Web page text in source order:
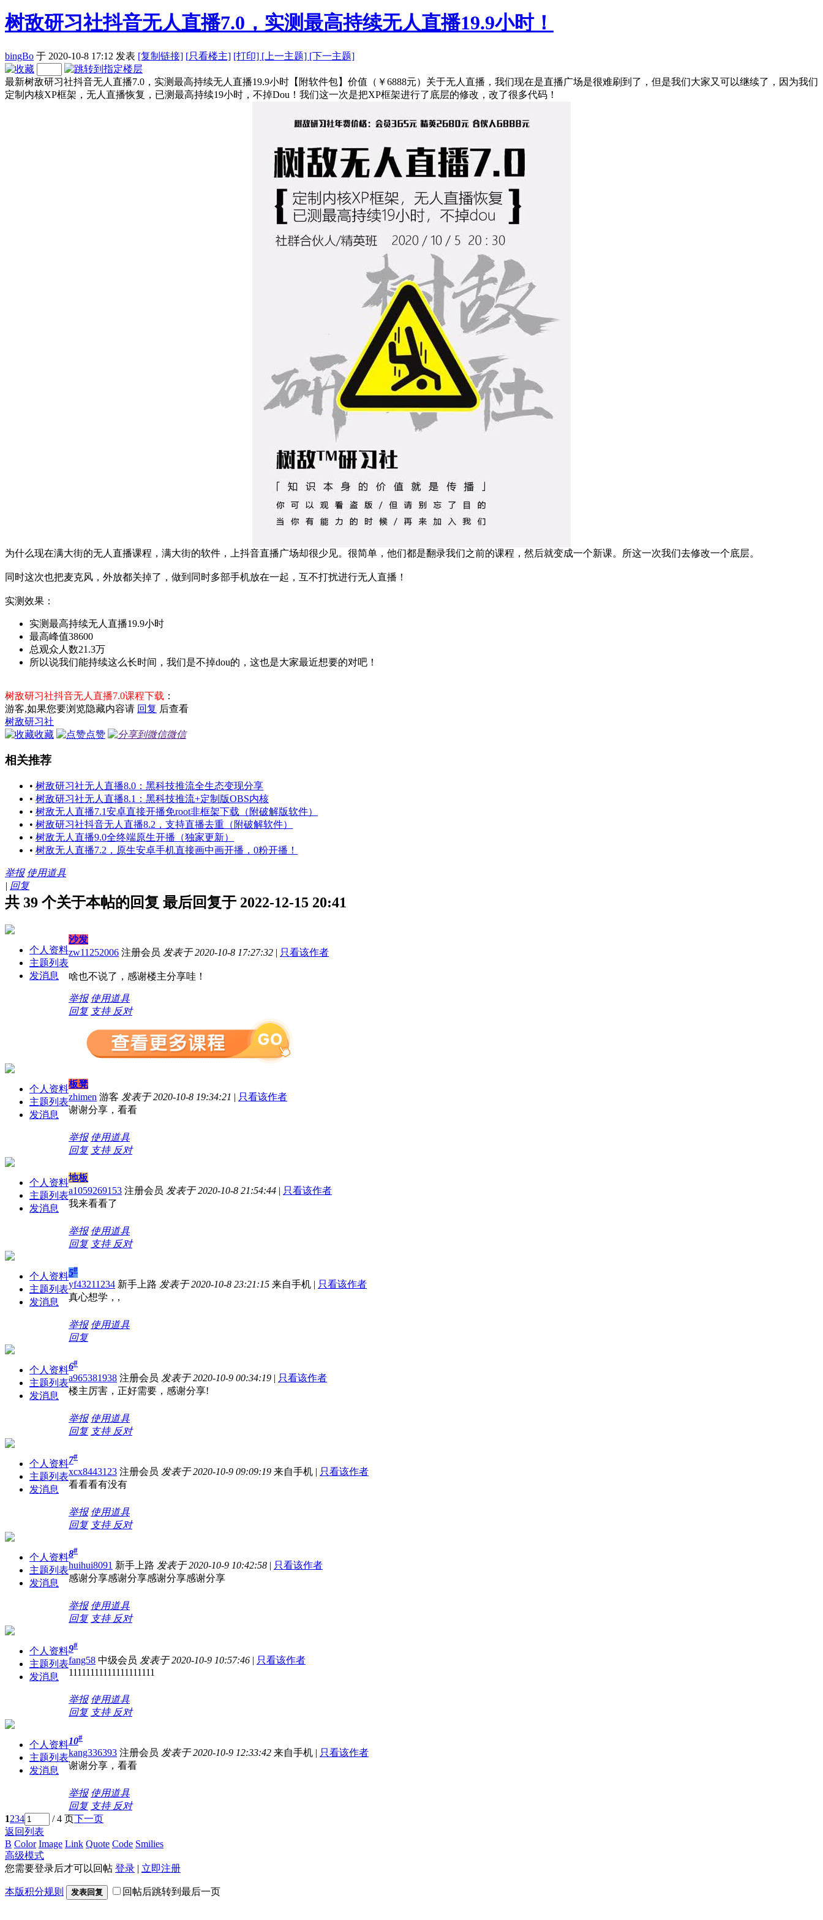
树敌研习社抖音无人直播7.0，实测最高持续无人直播19.9小时！
bingBo 于 2020-10-8 17:12 发表 [复制链接] [只看楼主] [打印] [上一主题] [下一主题]
最新树敌研习社抖音无人直播7.0，实测最高持续无人直播19.9小时【附软件包】价值（￥6888元）关于无人直播，我们现在是直播广场是很难刷到了，但是我们大家又可以继续了，因为我们
定制内核XP框架，无人直播恢复，已测最高持续19小时，不掉Dou！我们这一次是把XP框架进行了底层的修改，改了很多代码！
为什么现在满大街的无人直播课程，满大街的软件，上抖音直播广场却很少见。很简单，他们都是翻录我们之前的课程，然后就变成一个新课。所这一次我们去修改一个底层。
同时这次也把麦克风，外放都关掉了，做到同时多部手机放在一起，互不打扰进行无人直播！
实测效果：
实测最高持续无人直播19.9小时
最高峰值38600
总观众人数21.3万
所以说我们能持续这么长时间，我们是不掉dou的，这也是大家最近想要的对吧！
树敌研习社抖音无人直播7.0课程下载 ：
游客,如果您要浏览隐藏内容请 回复 后查看
树敌研习社
收藏
点赞 微信
相关推荐
• 树敌研习社无人直播8.0：黑科技推流全生态变现分享
• 树敌研习社无人直播8.1：黑科技推流+定制版OBS内核
• 树敌无人直播7.1安卓直接开播免root非框架下载（附破解版软件）
• 树敌研习社抖音无人直播8.2，支持直播去重（附破解软件）
• 树敌无人直播9.0全终端原生开播（独家更新）
• 树敌无人直播7.2，原生安卓手机直接画中画开播，0粉开播！
举报 使用道具
| 回复
共 39 个关于本帖的回复 最后回复于 2022-12-15 20:41
个人资料
主题列表
发消息
沙发
zw11252006 注册会员 发表于 2020-10-8 17:27:32 | 只看该作者
啥也不说了，感谢楼主分享哇！
举报 使用道具
回复 支持 反对
个人资料
主题列表
发消息
板凳
zhimen 游客 发表于 2020-10-8 19:34:21 | 只看该作者
谢谢分享，看看
举报 使用道具
回复 支持 反对
个人资料
主题列表
发消息
地板
a1059269153 注册会员 发表于 2020-10-8 21:54:44 | 只看该作者
我来看看了
举报 使用道具
回复 支持 反对
个人资料
主题列表
发消息
5#
yf43211234 新手上路 发表于 2020-10-8 23:21:15 来自手机 | 只看该作者
真心想学，,
举报 使用道具
回复
个人资料
主题列表
发消息
6#
a965381938 注册会员 发表于 2020-10-9 00:34:19 | 只看该作者
楼主厉害，正好需要，感谢分享!
举报 使用道具
回复 支持 反对
个人资料
主题列表
发消息
7#
xcx8443123 注册会员 发表于 2020-10-9 09:09:19 来自手机 | 只看该作者
看看看有没有
举报 使用道具
回复 支持 反对
个人资料
主题列表
发消息
8#
huihui8091 新手上路 发表于 2020-10-9 10:42:58 | 只看该作者
感谢分享感谢分享感谢分享感谢分享
举报 使用道具
回复 支持 反对
个人资料
主题列表
发消息
9#
fang58 中级会员 发表于 2020-10-9 10:57:46 | 只看该作者
11111111111111111111
举报 使用道具
回复 支持 反对
个人资料
主题列表
发消息
10#
kang336393 注册会员 发表于 2020-10-9 12:33:42 来自手机 | 只看该作者
谢谢分享，看看
举报 使用道具
回复 支持 反对
1234 / 4 页下一页
返回列表
B Color Image Link Quote Code Smilies
高级模式
您需要登录后才可以回帖 登录 | 立即注册
本版积分规则 发表回复 回帖后跳转到最后一页